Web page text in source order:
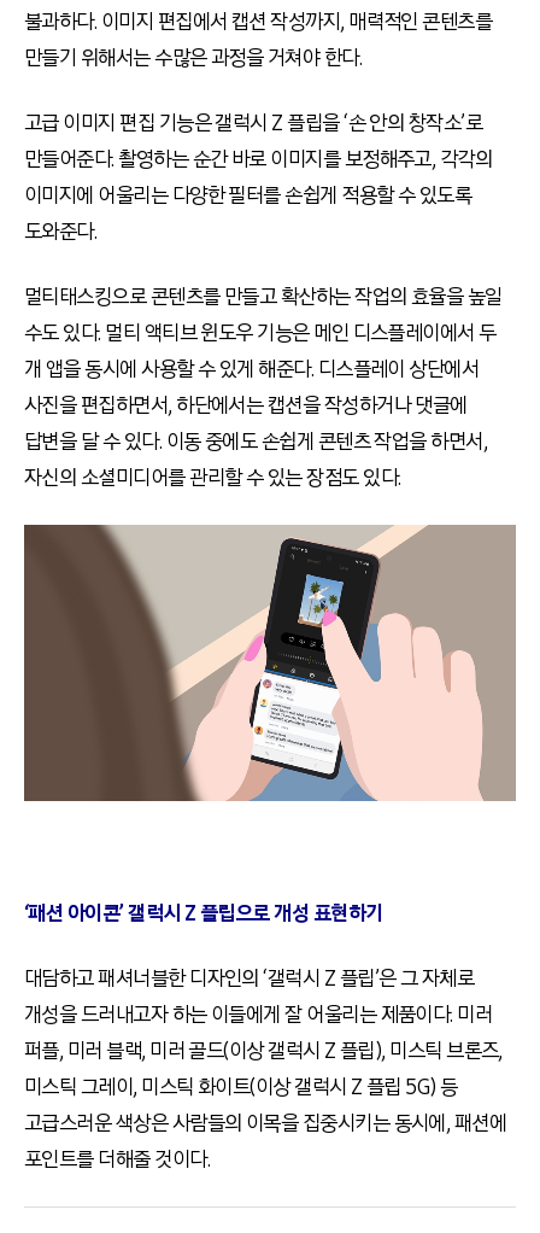
불과하다. 이미지 편집에서 캡션 작성까지, 매력적인 콘텐츠를
만들기 위해서는 수많은 과정을 거쳐야 한다.
고급 이미지 편집 기능은 갤럭시 Z 플립을 ‘손 안의 창작소’로
만들어준다. 촬영하는 순간 바로 이미지를 보정해주고, 각각의
이미지에 어울리는 다양한 필터를 손쉽게 적용할 수 있도록
도와준다.
멀티태스킹으로 콘텐츠를 만들고 확산하는 작업의 효율을 높일
수도 있다. 멀티 액티브 윈도우 기능은 메인 디스플레이에서 두
개 앱을 동시에 사용할 수 있게 해준다. 디스플레이 상단에서
사진을 편집하면서, 하단에서는 캡션을 작성하거나 댓글에
답변을 달 수 있다. 이동 중에도 손쉽게 콘텐츠 작업을 하면서,
자신의 소셜미디어를 관리할 수 있는 장점도 있다.
‘패션 아이콘’ 갤럭시 Z 플립으로 개성 표현하기
대담하고 패셔너블한 디자인의 ‘갤럭시 Z 플립’은 그 자체로
개성을 드러내고자 하는 이들에게 잘 어울리는 제품이다. 미러
퍼플, 미러 블랙, 미러 골드(이상 갤럭시 Z 플립), 미스틱 브론즈,
미스틱 그레이, 미스틱 화이트(이상 갤럭시 Z 플립 5G) 등
고급스러운 색상은 사람들의 이목을 집중시키는 동시에, 패션에
포인트를 더해줄 것이다.